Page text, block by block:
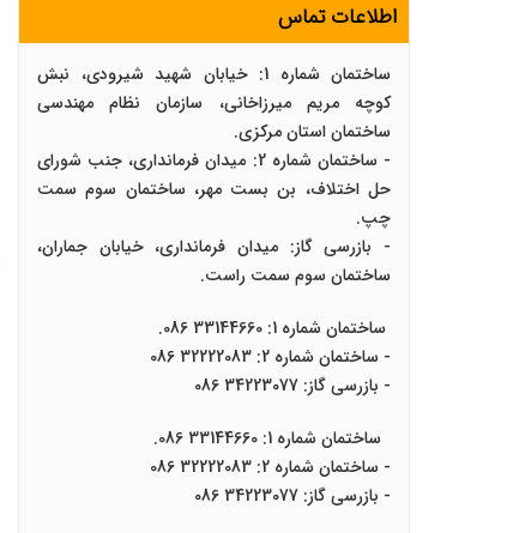
اطلاعات تماس
ساختمان شماره 1: خیابان شهید شیرودی، نبش
کوچه مریم میرزاخانی، سازمان نظام مهندسی
ساختمان استان مرکزی.
- ساختمان شماره 2: میدان فرمانداری، جنب شورای
حل اختلاف، بن بست مهر، ساختمان سوم سمت
چپ.
- بازرسی گاز: میدان فرمانداری، خیابان جماران،
ساختمان سوم سمت راست.
ساختمان شماره 1: 33144660 086.
- ساختمان شماره 2: 32222083 086
- بازرسی گاز: 34223077 086
ساختمان شماره 1: 33144660 086.
- ساختمان شماره 2: 32222083 086
- بازرسی گاز: 34223077 086